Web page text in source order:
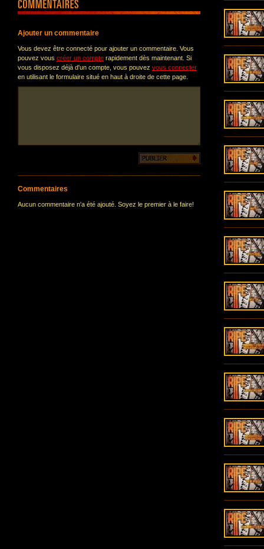
Ajouter un commentaire
Vous devez être connecté pour ajouter un commentaire. Vous
pouvez vous créer un compte rapidement dès maintenant. Si
vous disposez déjà d'un compte, vous pouvez vous connecter
en utilisant le formulaire situé en haut à droite de cette page.
Commentaires
Aucun commentaire n'a été ajouté. Soyez le premier à le faire!